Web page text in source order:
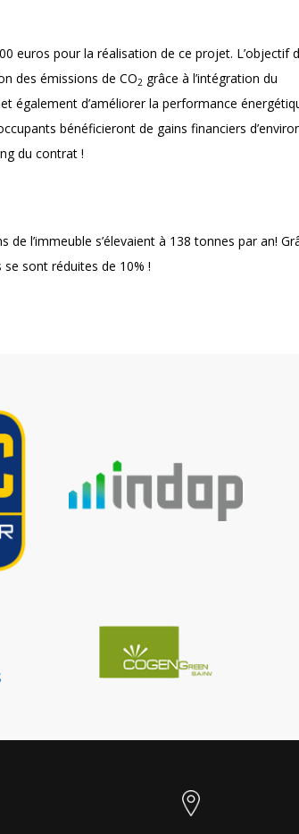
euros pour la réalisation de ce projet. L’objectif
des émissions de CO2 grâce à l’intégration du
également d’améliorer la performance
bénéficieront de gains financiers
du contrat !
de l’immeuble s’élevaient à 138 tonnes par an!
sont réduites de 10% !